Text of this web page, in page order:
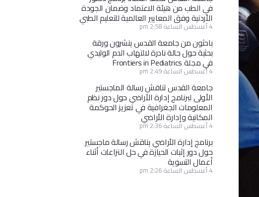
في الطب من هيئة الاعتماد وضمان الجودة
الأردنية وفق المعايير العالمية للتعليم الطبي
4 أغسطس الساعة 2:58 pm
باحثون من جامعة القدس ينشرون ورقة
بحثية حول حالة نادرة لالتهاب الدم الوليدي
في مجلة Frontiers in Pediatrics
4 أغسطس الساعة 2:49 pm
جامعة القدس تناقش رسالة الماجستير
الأولى لبرنامج إدارة الأراضي حول دور نظم
المعلومات الجغرافية في تعزيز الحوكمة
المكانية وإدارة الأراضي
4 أغسطس الساعة 2:36 pm
برنامج إدارة الأراضي يناقش رسالة ماجستير
حول دور إثبات الحيازة في حل النزاعات أثناء
أعمال التسوية
4 أغسطس الساعة 2:26 pm